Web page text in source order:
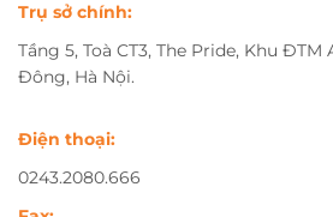
Trụ sở chính:
Tầng 5, Toà CT3, The Pride, Khu
Đông, Hà Nội.
Điện thoại:
0243.2080.666